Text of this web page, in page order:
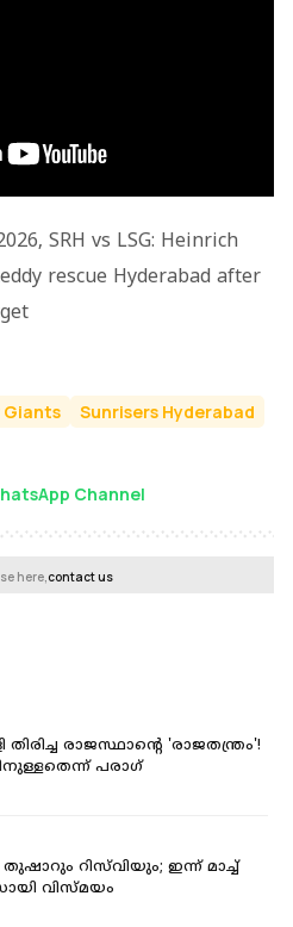
SRH vs LSG: Heinrich
rescue Hyderabad after
Giants
Sunrisers Hyderabad
Channel
here,contact us
രാജസ്ഥാന്റെ 'രാജതന്ത്രം'!
പരാഗ്‌
തുഷാറും റിസ്‌വിയും; ഇന്ന് മാച്ച്
വിസ്മയം